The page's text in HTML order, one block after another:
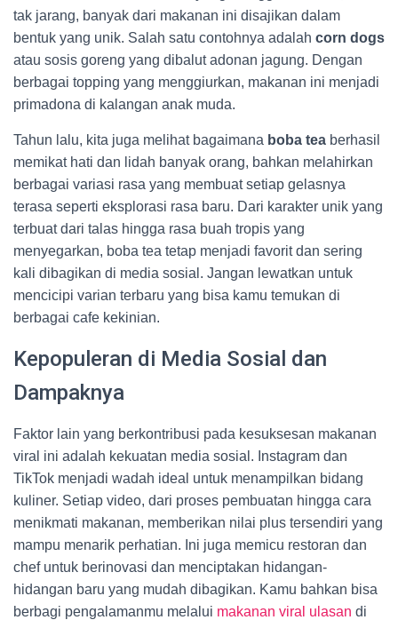
tak jarang, banyak dari makanan ini disajikan dalam
bentuk yang unik. Salah satu contohnya adalah corn dogs
atau sosis goreng yang dibalut adonan jagung. Dengan
berbagai topping yang menggiurkan, makanan ini menjadi
primadona di kalangan anak muda.
Tahun lalu, kita juga melihat bagaimana boba tea berhasil
memikat hati dan lidah banyak orang, bahkan melahirkan
berbagai variasi rasa yang membuat setiap gelasnya
terasa seperti eksplorasi rasa baru. Dari karakter unik yang
terbuat dari talas hingga rasa buah tropis yang
menyegarkan, boba tea tetap menjadi favorit dan sering
kali dibagikan di media sosial. Jangan lewatkan untuk
mencicipi varian terbaru yang bisa kamu temukan di
berbagai cafe kekinian.
Kepopuleran di Media Sosial dan
Dampaknya
Faktor lain yang berkontribusi pada kesuksesan makanan
viral ini adalah kekuatan media sosial. Instagram dan
TikTok menjadi wadah ideal untuk menampilkan bidang
kuliner. Setiap video, dari proses pembuatan hingga cara
menikmati makanan, memberikan nilai plus tersendiri yang
mampu menarik perhatian. Ini juga memicu restoran dan
chef untuk berinovasi dan menciptakan hidangan-
hidangan baru yang mudah dibagikan. Kamu bahkan bisa
berbagi pengalamanmu melalui makanan viral ulasan di